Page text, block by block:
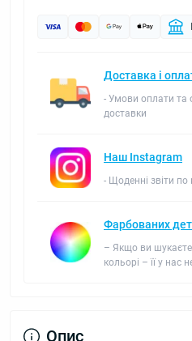
Доставка і
- Умови оплати та
доставки
Наш Instagram
- Щоденні звіти
Фарбованих
– Якщо ви
кольорі – її у нас
Опис